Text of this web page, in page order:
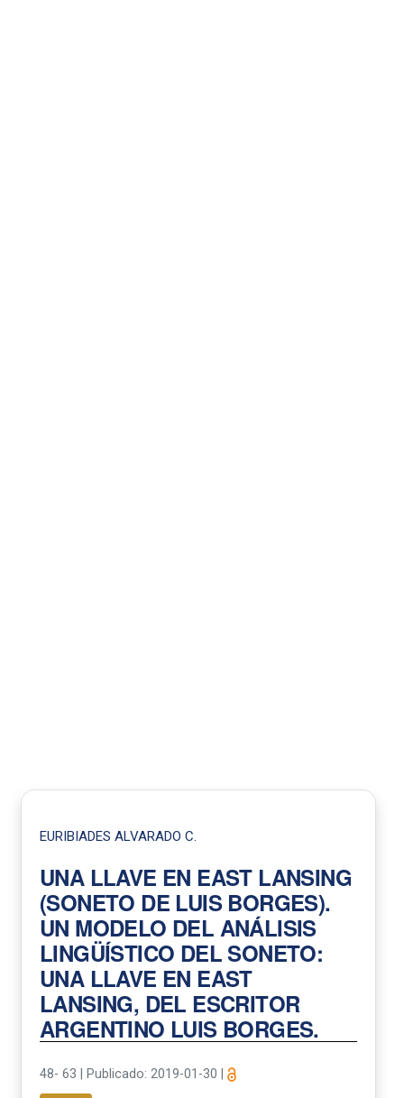
EURIBIADES ALVARADO C.
UNA LLAVE EN EAST LANSING
(SONETO DE LUIS BORGES).
UN MODELO DEL ANÁLISIS
LINGÜÍSTICO DEL SONETO:
UNA LLAVE EN EAST
LANSING, DEL ESCRITOR
ARGENTINO LUIS BORGES.
48- 63 Publicado: 2019-01-30